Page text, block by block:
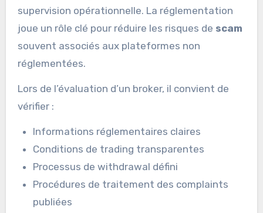
supervision opérationnelle. La réglementation
joue un rôle clé pour réduire les risques de scam
souvent associés aux plateformes non
réglementées.
Lors de l’évaluation d’un broker, il convient de
vérifier :
Informations réglementaires claires
Conditions de trading transparentes
Processus de withdrawal défini
Procédures de traitement des complaints
publiées